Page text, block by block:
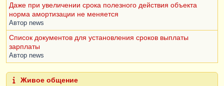
Даже при увеличении срока полезного действия объекта
норма амортизации не меняется
Автор news
Список документов для установления сроков выплаты
зарплаты
Автор news
Живое общение